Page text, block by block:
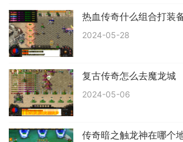
热血传奇什么组合打装
2024-05-28
复古传奇怎么去魔龙城
2024-05-06
传奇暗之触龙神在哪个